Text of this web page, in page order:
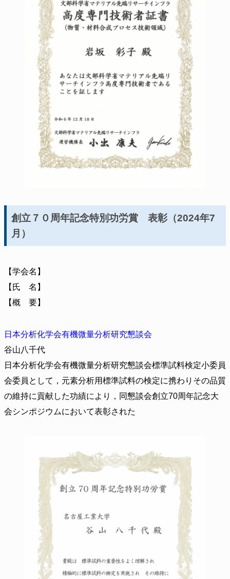
創立７０周年記念特別功労賞 表彰（2024年7
月）
【学会名】
【氏 名】
【概 要】
日本分析化学会有機微量分析研究懇談会
谷山八千代
日本分析化学会有機微量分析研究懇談会標準試料検定小委員
会委員として，元素分析用標準試料の検定に携わりその品質
の維持に貢献した功績により，同懇談会創立70周年記念大
会シンポジウムにおいて表彰された